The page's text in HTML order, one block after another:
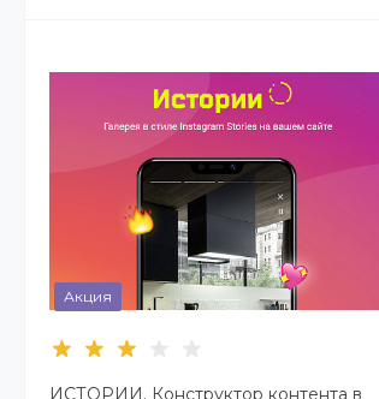
Акция
ИСТОРИИ. Конструктор контента в